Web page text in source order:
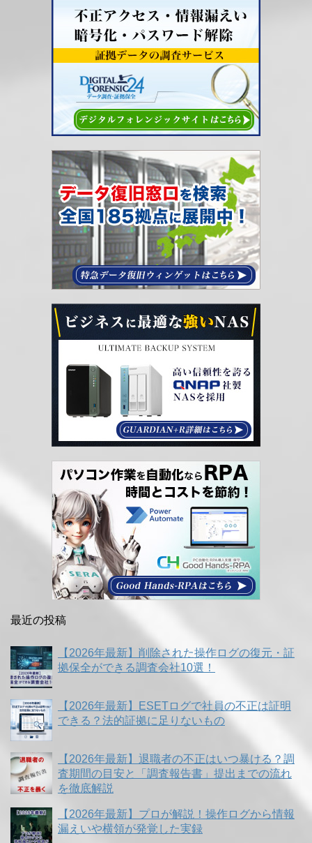
最近の投稿
【2026年最新】削除された操作ログの復元・証
拠保全ができる調査会社10選！
【2026年最新】ESETログで社員の不正は証明
できる？法的証拠に足りないもの
【2026年最新】退職者の不正はいつ暴ける？調
査期間の目安と「調査報告書」提出までの流れ
を徹底解説
【2026年最新】プロが解説！操作ログから情報
漏えいや横領が発覚した実録